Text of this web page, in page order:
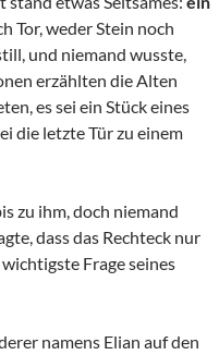
Tor, weder Stein noch
und niemand wusste,
erzählten die Alten
es sei ein Stück eines
die letzte Tür zu einem
zu ihm, doch niemand
dass das Rechteck nur
Frage seines
namens Elian auf den